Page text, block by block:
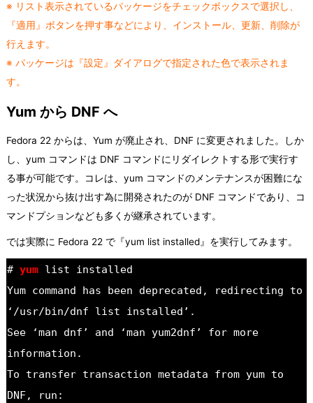
※ リスト表示されているパッケージをチェックボックスで選択し、
『適用』ボタンを押す事などにより、インストール、更新、削除が
行えます。
※ パッケージは『設定』ダイアログで指定された色で表示されま
す。
Yum から DNF へ
Fedora 22 からは、Yum が廃止され、DNF に変更されました。しか
し、yum コマンドは DNF コマンドにリダイレクトする形で実行す
る事が可能です。コレは、yum コマンドのメンテナンスが困難にな
った状況から抜け出す為に開発されたのが DNF コマンドであり、コ
マンドプションなども多くが継承されています。
では実際に Fedora 22 で『yum list installed』を実行してみます。
# yumlist installed
Yum command has been deprecated, redirecting to
‘/usr/bin/dnf list installed’.
See ‘man dnf’ and ‘man yum2dnf’ for more
information.
To transfer transaction metadata from yum to
DNF, run: